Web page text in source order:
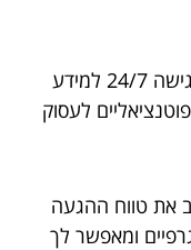
: אתרי אינטרנט מספקים גישה 24/7 למידע
לעסוק
את טווח ההגעה
ומאפשר לך